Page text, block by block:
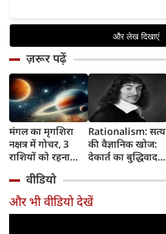
ज़रूर पढ़ें
मंगल का मृगशिरा
नक्षत्र में गोचर, 3
राशियों को रहना
सावधान
Rationalism: सत्य
की वैज्ञानिक खोज:
देकार्त का बुद्धिवाद
का जन्म
वीडियो
और भी वीडियो देखें